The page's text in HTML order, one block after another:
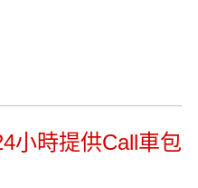
小時提供Call車包